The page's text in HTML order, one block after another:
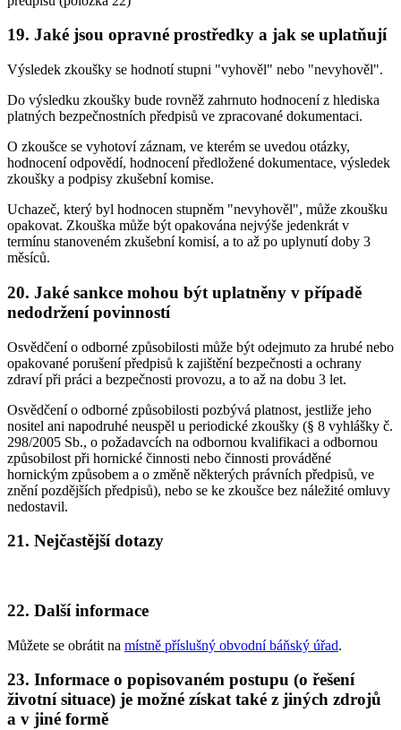
19. Jaké jsou opravné prostředky a jak se uplatňují
Výsledek zkoušky se hodnotí stupni "vyhověl" nebo "nevyhověl".
Do výsledku zkoušky bude rovněž zahrnuto hodnocení z hlediska
platných bezpečnostních předpisů ve zpracované dokumentaci.
O zkoušce se vyhotoví záznam, ve kterém se uvedou otázky,
hodnocení odpovědí, hodnocení předložené dokumentace, výsledek
zkoušky a podpisy zkušební komise.
Uchazeč, který byl hodnocen stupněm "nevyhověl", může zkoušku
opakovat. Zkouška může být opakována nejvýše jedenkrát v
termínu stanoveném zkušební komisí, a to až po uplynutí doby 3
měsíců.
20. Jaké sankce mohou být uplatněny v případě
nedodržení povinností
Osvědčení o odborné způsobilosti může být odejmuto za hrubé nebo
opakované porušení předpisů k zajištění bezpečnosti a ochrany
zdraví při práci a bezpečnosti provozu, a to až na dobu 3 let.
Osvědčení o odborné způsobilosti pozbývá platnost, jestliže jeho
nositel ani napodruhé neuspěl u periodické zkoušky (§ 8 vyhlášky č.
298/2005 Sb., o požadavcích na odbornou kvalifikaci a odbornou
způsobilost při hornické činnosti nebo činnosti prováděné
hornickým způsobem a o změně některých právních předpisů, ve
znění pozdějších předpisů), nebo se ke zkoušce bez náležité omluvy
nedostavil.
21. Nejčastější dotazy
22. Další informace
Můžete se obrátit na místně příslušný obvodní báňský úřad.
23. Informace o popisovaném postupu (o řešení
životní situace) je možné získat také z jiných zdrojů
a v jiné formě